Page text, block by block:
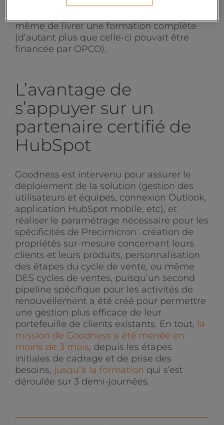
partenaire comme Goodness, certifié Gold,
même de livrer une formation complète
(d’autant plus que celle-ci pouvait être
financée par OPCO).
L’avantage de
s’appuyer sur un
partenaire certifié de
HubSpot
Goodness est intervenu pour assurer le
déploiement de la solution (gestion des
utilisateurs et équipes, connexion Outlook,
application HubSpot mobile, etc), et
réaliser le paramétrage nécessaire pour les
spécificités de Precimicron : création de
propriétés sur-mesure concernant leurs
clients et leurs produits, personnalisation
des étapes du cycle de vente, ou même
DES cycles de ventes, puisqu’un second
pipeline spécifique pour les activités de
renouvellement a été créé pour permettre
une gestion plus efficace de leur
portefeuille de clients existants. En tout, la
mission de Goodness a été menée en
moins de 3 mois, depuis les étapes
initiales de cadrage et de prise des
besoins, jusqu’à la formation qui s’est
déroulée sur 3 demi-journées.